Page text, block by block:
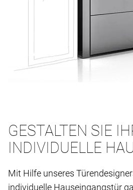
GESTALTEN SIE
INDIVIDUELLE
Mit Hilfe unseres
individuelle Hauseingangstür